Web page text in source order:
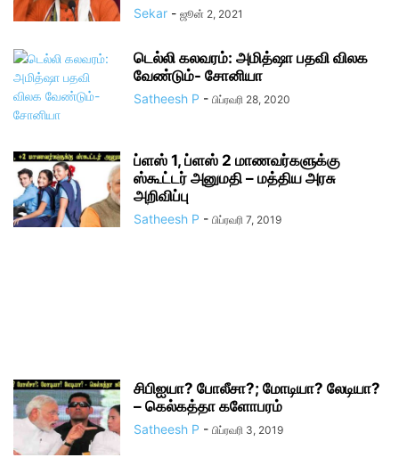
Sekar - ஜூன் 2, 2021
டெல்லி கலவரம்: அமித்ஷா பதவி விலக
வேண்டும்- சோனியா
Satheesh P - பிப்ரவரி 28, 2020
ப்ளஸ் 1, ப்ளஸ் 2 மாணவர்களுக்கு
ஸ்கூட்டர் அனுமதி – மத்திய அரசு
அறிவிப்பு
Satheesh P - பிப்ரவரி 7, 2019
சிபிஐயா? போலீசா?; மோடியா? லேடியா?
– கெல்கத்தா களோபரம்
Satheesh P - பிப்ரவரி 3, 2019